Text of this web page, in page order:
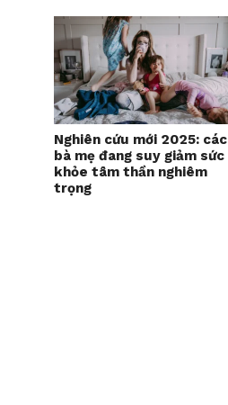
Nghiên cứu mới 2025: các
bà mẹ đang suy giảm sức
khỏe tâm thần nghiêm
trọng